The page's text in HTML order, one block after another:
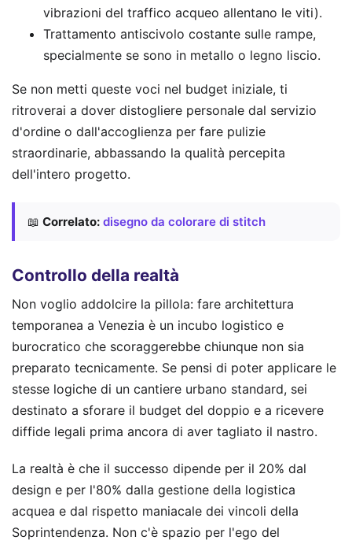
vibrazioni del traffico acqueo allentano le viti).
Trattamento antiscivolo costante sulle rampe,
specialmente se sono in metallo o legno liscio.
Se non metti queste voci nel budget iniziale, ti
ritroverai a dover distogliere personale dal servizio
d'ordine o dall'accoglienza per fare pulizie
straordinarie, abbassando la qualità percepita
dell'intero progetto.
📖 Correlato: disegno da colorare di stitch
Controllo della realtà
Non voglio addolcire la pillola: fare architettura
temporanea a Venezia è un incubo logistico e
burocratico che scoraggerebbe chiunque non sia
preparato tecnicamente. Se pensi di poter applicare le
stesse logiche di un cantiere urbano standard, sei
destinato a sforare il budget del doppio e a ricevere
diffide legali prima ancora di aver tagliato il nastro.
La realtà è che il successo dipende per il 20% dal
design e per l'80% dalla gestione della logistica
acquea e dal rispetto maniacale dei vincoli della
Soprintendenza. Non c'è spazio per l'ego del